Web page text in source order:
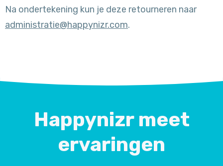
Na ondertekening kun je deze retourneren naar
administratie@happynizr.com.
Happynizr meet
ervaringen